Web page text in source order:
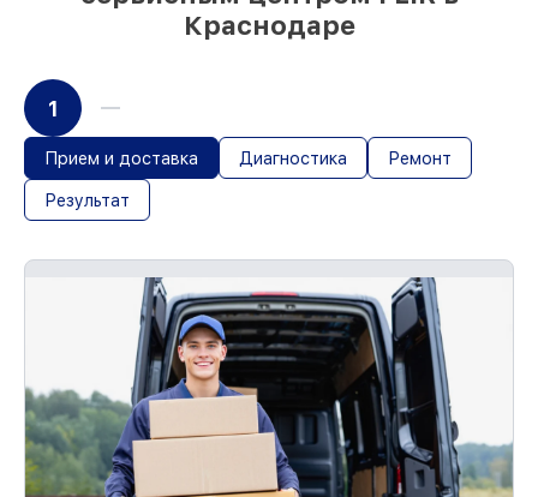
Краснодаре
1
Прием и доставка Диагностика Ремонт
Результат